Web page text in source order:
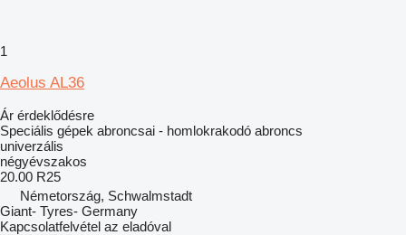
1
Aeolus AL36
Ár érdeklődésre
Speciális gépek abroncsai - homlokrakodó abroncs
univerzális
négyévszakos
20.00 R25
Németország, Schwalmstadt
Giant- Tyres- Germany
Kapcsolatfelvétel az eladóval